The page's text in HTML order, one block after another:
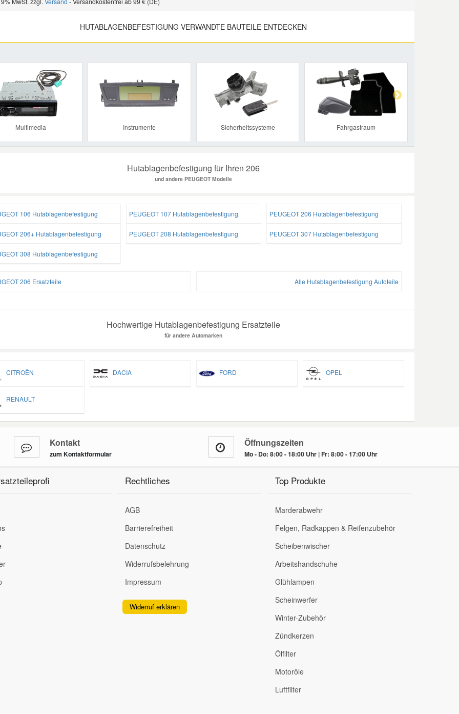
HUTABLAGENBEFESTIGUNG VERWANDTE BAUTEILE ENTDECKEN
Multimedia Instrumente Sicherheitssysteme Fahrgastraum
Previous Next
Hutablagenbefestigung für Ihren 206
und andere PEUGEOT Modelle
106 Hutablagenbefestigung PEUGEOT 107 Hutablagenbefestigung PEUGEOT 206 Hutablagenbefestigung
206+ Hutablagenbefestigung PEUGEOT 208 Hutablagenbefestigung PEUGEOT 307 Hutablagenbefestigung
308 Hutablagenbefestigung
206 Ersatzteile Alle Hutablagenbefestigung Autoteile
Hochwertige Hutablagenbefestigung Ersatzteile
für andere Automarken
CITROËN DACIA FORD OPEL
RENAULT
Kontakt
zum Kontaktformular
Öffnungszeiten
Mo - Do: 8:00 - 18:00 Uhr | Fr: 8:00 - 17:00 Uhr
Rechtliches
AGB
Barrierefreiheit
Datenschutz
Widerrufsbelehrung
Impressum
Widerruf erklären
Top Produkte
Marderabwehr
Felgen, Radkappen & Reifenzubehör
Scheibenwischer
Arbeitshandschuhe
Glühlampen
Scheinwerfer
Winter-Zubehör
Zündkerzen
Ölfilter
Motoröle
Luftfilter